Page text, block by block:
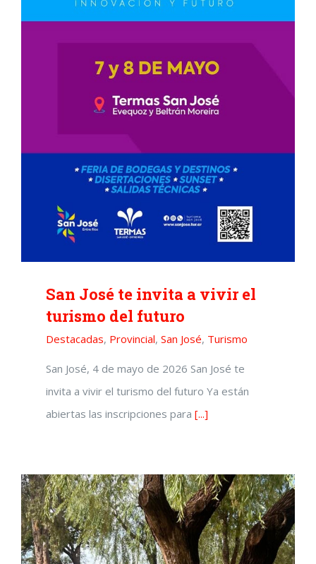
San José te invita a vivir el
turismo del futuro
Destacadas, Provincial, San José, Turismo
San José, 4 de mayo de 2026 San José te
invita a vivir el turismo del futuro Ya están
abiertas las inscripciones para [...]